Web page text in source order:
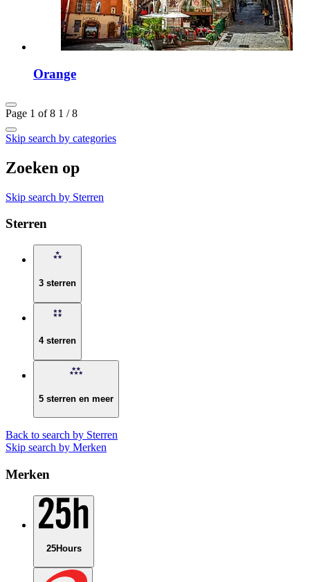
Orange
Page 1 of 8 1 / 8
Skip search by categories
Zoeken op
Skip search by Sterren
Sterren
3 sterren
4 sterren
5 sterren en meer
Back to search by Sterren
Skip search by Merken
Merken
25Hours